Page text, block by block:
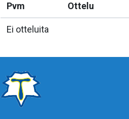
Pvm Ottelu
Ei otteluita